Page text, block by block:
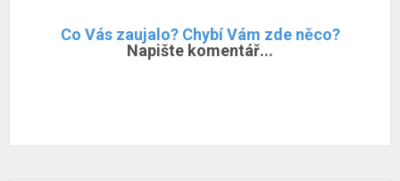
Co Vás zaujalo? Chybí Vám zde něco?
Napište komentář...